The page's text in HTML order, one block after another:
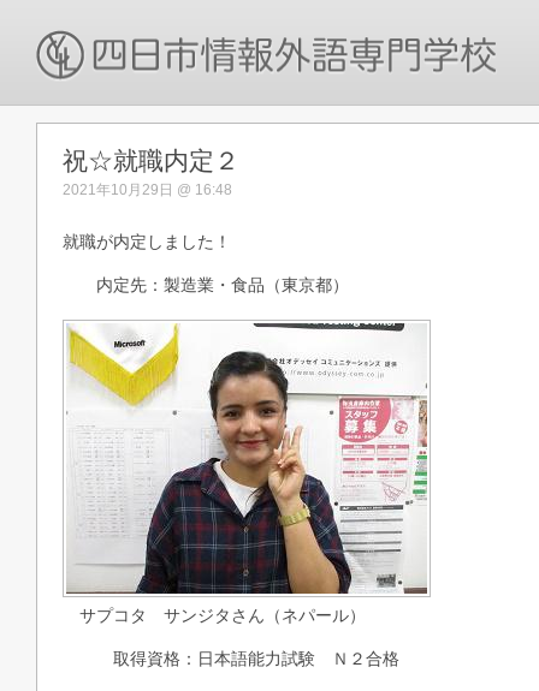
祝☆就職内定２
2021年10月29日 @ 16:48
就職が内定しました！
内定先：製造業・食品（東京都）
サプコタ サンジタさん（ネパール）
取得資格：日本語能力試験 Ｎ２合格